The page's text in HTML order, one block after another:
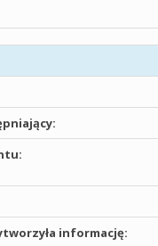
informację: